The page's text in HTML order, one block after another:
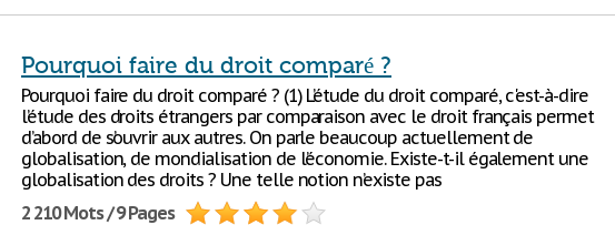
Pourquoi faire du droit comparé ?
Pourquoi faire du droit comparé ? (1) L’étude du droit comparé, c'est-à-dire
l’étude des droits étrangers par comparaison avec le droit français permet
d’abord de s’ouvrir aux autres. On parle beaucoup actuellement de
globalisation, de mondialisation de l’économie. Existe-t-il également une
globalisation des droits ? Une telle notion n’existe pas
2 210 Mots / 9 Pages